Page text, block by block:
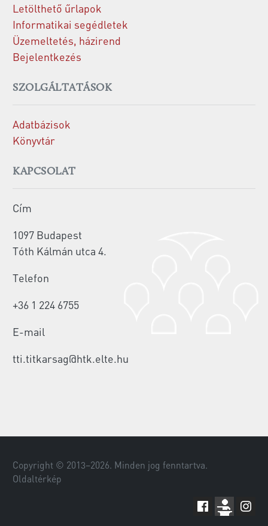
Letölthető űrlapok
Informatikai segédletek
Üzemeltetés, házirend
Bejelentkezés
SZOLGÁLTATÁSOK
Adatbázisok
Könyvtár
KAPCSOLAT
Cím
1097 Budapest
Tóth Kálmán utca 4.
Telefon
+36 1 224 6755
E-mail
tti.titkarsag@htk.elte.hu
Copyright © 2013–2026. Minden jog fenntartva.
Oldaltérkép